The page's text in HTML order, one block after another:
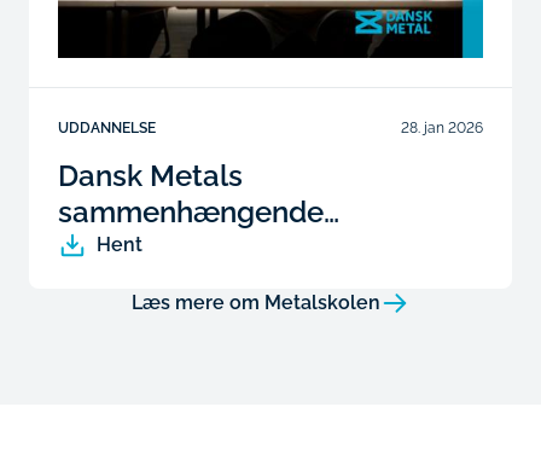
UDDANNELSE 28. jan 2026
Dansk Metals
sammenhængende
uddannelsessystem
Hent
Læs mere om Metalskolen